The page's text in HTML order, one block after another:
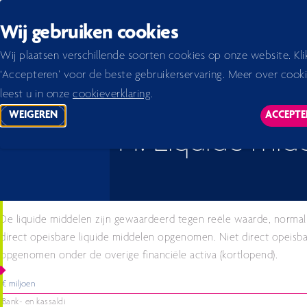
Wij gebruiken cookies
Wij plaatsen verschillende soorten cookies op onze website.
‘Accepteren’ voor de beste gebruikerservaring. Meer over
leest u in onze cookieverklaring.
WEIGEREN
TRACKING SCRIPTS
Home 2026 44.
44. Liquide
De liquide middelen zijn gewaardeerd tegen reële waarde,
direct opeisbare liquide middelen opgenomen. Niet direct
opgenomen onder de overige financiële activa (kortlopend).
€ miljoen
Bank- en kassaldi